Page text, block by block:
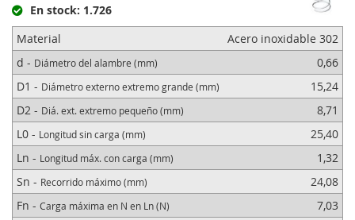
En stock: 1.726
Material
Acero inoxidable 302
d - Diámetro del alambre (mm)
0,66
D1 - Diámetro externo extremo grande (mm)
15,24
D2 - Diá. ext. extremo pequeño (mm)
8,71
L0 - Longitud sin carga (mm)
25,40
Ln - Longitud máx. con carga (mm)
1,32
Sn - Recorrido máximo (mm)
24,08
Fn - Carga máxima en N en Ln (N)
7,03